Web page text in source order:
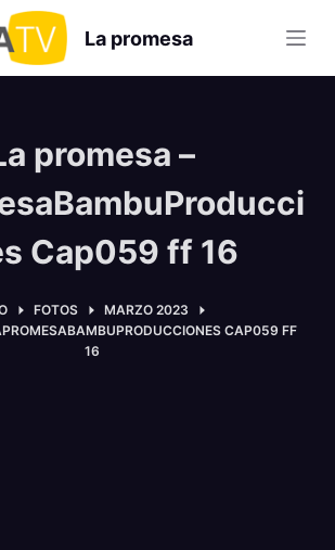
La promesa
promesa –
Cap059 ff 16
FOTOS
MARZO 2023
CAP059 FF
16